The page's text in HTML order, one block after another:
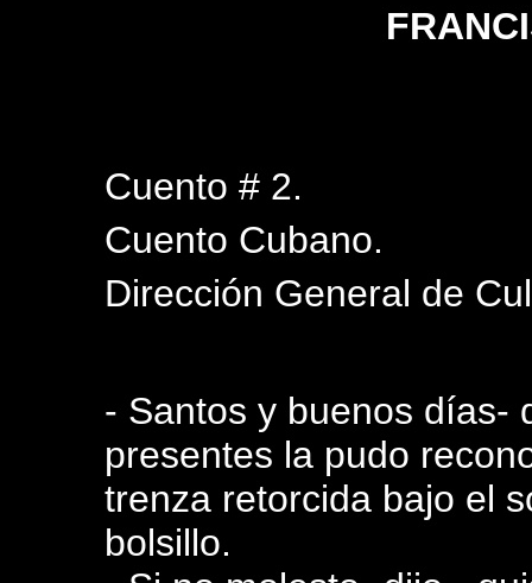
Cuento # 2.
Cuento Cubano.
Dirección General de
- Santos y buenos días-
presentes la pudo
trenza retorcida bajo el
bolsillo.